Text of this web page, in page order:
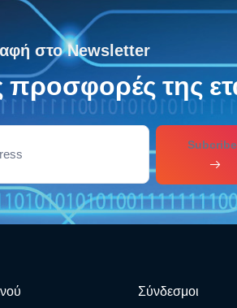
στο Newsletter
προσφορές της
Σύνδεσμοι